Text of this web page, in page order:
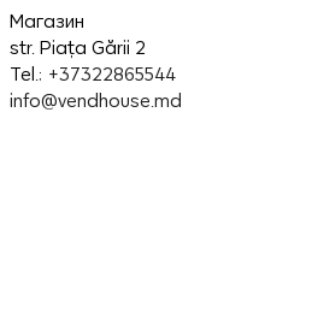
Магазин
str. Piața Gării 2
Tel.: +37322865544
info@vendhouse.md